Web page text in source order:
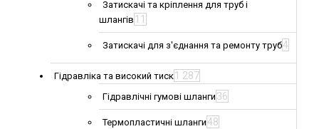
Затискачі та кріплення для труб і
шлангів 11
Затискачі для з'єднання та ремонту труб4
Гідравліка та високий тиск 1 287
Гідравлічні гумові шланги 36
Термопластичні шланги48